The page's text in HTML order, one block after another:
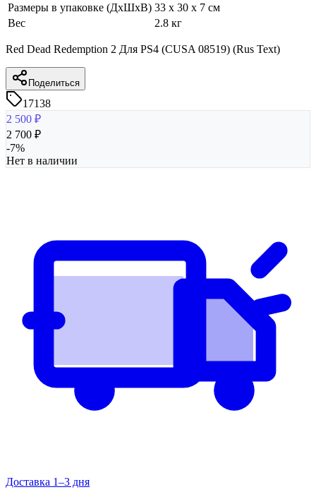
Размеры в упаковке (ДхШхВ) 33 x 30 x 7 см
Вес
2.8 кг
Red Dead Redemption 2 Для PS4 (CUSA 08519) (Rus Text)
Поделиться
17138
2 500 ₽
2 700 ₽
-7%
Нет в наличии
Доставка 1–3 дня